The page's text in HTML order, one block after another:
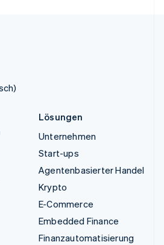
Lösungen
Unternehmen
Start-ups
Agentenbasierter Handel
Krypto
E-Commerce
Embedded Finance
Finanzautomatisierung